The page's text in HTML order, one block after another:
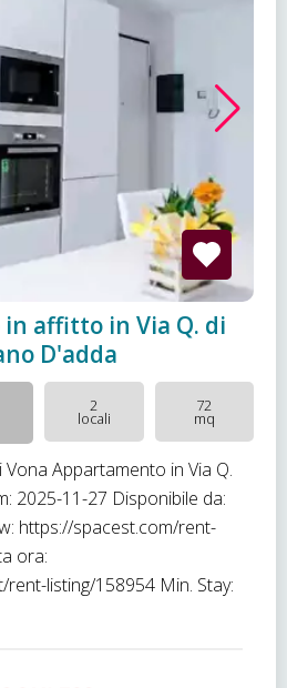
affitto in Via Q. di
D'adda
2
locali
72
mq
Appartamento in Via Q.
2025-11-27 Disponibile da:
https://spacest.com/rent-
ora:
listing/158954 Min. Stay: